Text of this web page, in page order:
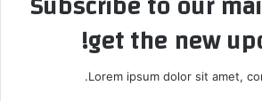
get the new
Lorem ipsum dolor sit amet,